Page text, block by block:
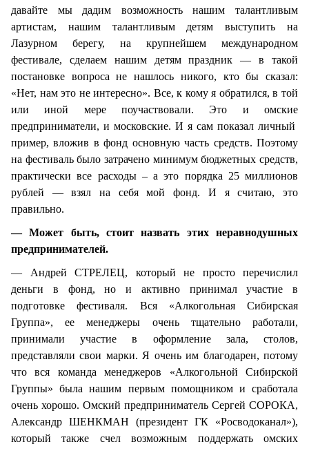
давайте мы дадим возможность нашим талантливым
артистам, нашим талантливым детям выступить на
Лазурном берегу, на крупнейшем международном
фестивале, сделаем нашим детям праздник — в такой
постановке вопроса не нашлось никого, кто бы сказал:
«Нет, нам это не интересно». Все, к кому я обратился, в той
или иной мере поучаствовали. Это и омские
предприниматели, и московские. И я сам показал личный
пример, вложив в фонд основную часть средств. Поэтому
на фестиваль было затрачено минимум бюджетных средств,
практически все расходы – а это порядка 25 миллионов
рублей — взял на себя мой фонд. И я считаю, это
правильно.
— Может быть, стоит назвать этих неравнодушных
предпринимателей.
— Андрей СТРЕЛЕЦ, который не просто перечислил
деньги в фонд, но и активно принимал участие в
подготовке фестиваля. Вся «Алкогольная Сибирская
Группа», ее менеджеры очень тщательно работали,
принимали участие в оформление зала, столов,
представляли свои марки. Я очень им благодарен, потому
что вся команда менеджеров «Алкогольной Сибирской
Группы» была нашим первым помощником и сработала
очень хорошо. Омский предприниматель Сергей СОРОКА,
Александр ШЕНКМАН (президент ГК «Росводоканал»),
который также счел возможным поддержать омских